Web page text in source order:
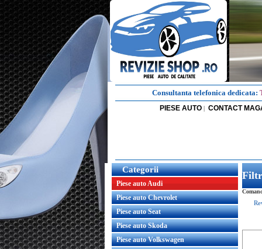
Consultanta telefonica dedicata:
PIESE AUTO | CONTACT
Categorii
Piese auto Audi
Piese auto Chevrolet
Piese auto Seat
Piese auto Skoda
Piese auto Volkswagen